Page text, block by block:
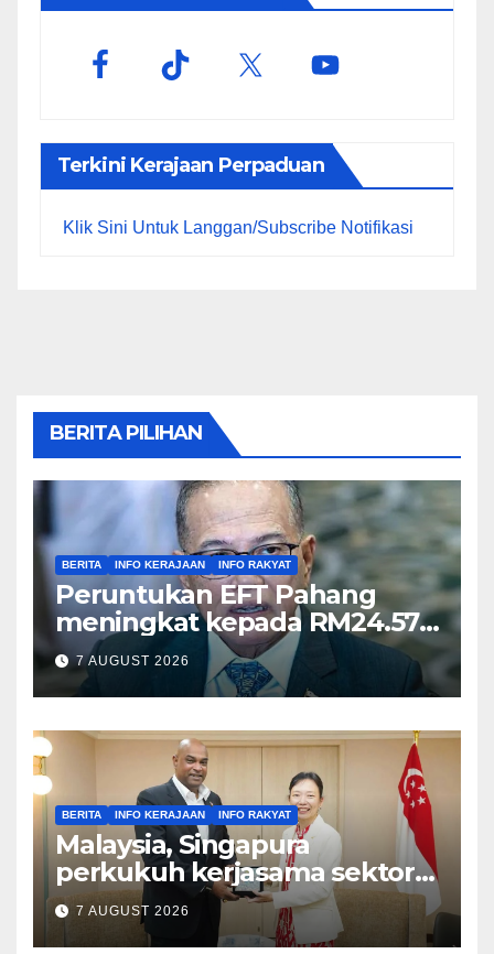
Terkini Kerajaan Perpaduan
Klik Sini Untuk Langgan/Subscribe Notifikasi
BERITA PILIHAN
BERITA INFO KERAJAAN INFO RAKYAT
Peruntukan EFT Pahang
meningkat kepada RM24.57
juta tahun ini – Wan Rosdy
7 AUGUST 2026
BERITA INFO KERAJAAN INFO RAKYAT
Malaysia, Singapura
perkukuh kerjasama sektor
tenaga kerja – Ramanan
7 AUGUST 2026